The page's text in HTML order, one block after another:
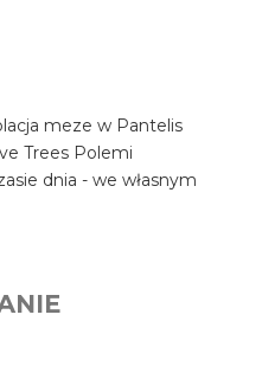
meze w Pantelis
Trees Polemi
dnia - we własnym